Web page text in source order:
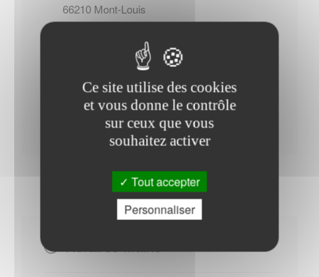
66210 Mont-Louis
Site officiel de l Office de tourisme
Contacter l'office de tourisme
Horaires Mairie
Ce site utilise des cookies
et vous donne le contrôle
sur ceux que vous
souhaitez activer
Tout accepter
Personnaliser